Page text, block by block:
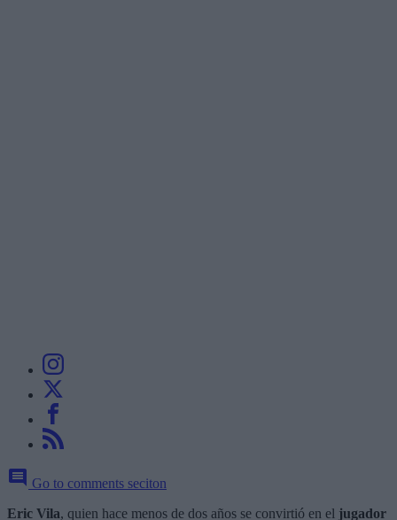
Go to comments seciton
Eric Vila, quien hace menos de dos años se convirtió en el jugador